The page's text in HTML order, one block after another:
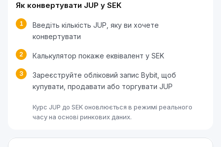
Як конвертувати JUP у SEK
1
Введіть кількість JUP, яку ви хочете
конвертувати
2 Калькулятор покаже еквівалент у SEK
3
Зареєструйте обліковий запис Bybit, щоб
купувати, продавати або торгувати JUP
Курс JUP до SEK оновлюється в режимі реального
часу на основі ринкових даних.